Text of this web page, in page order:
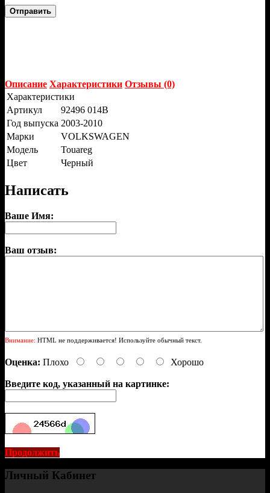
Отправить
Описание Характеристики Отзывы (0)
Характеристики
Артикул
92496 014B
Год выпуска 2003-2010
Марки
VOLKSWAGEN
Модель
Touareg
Цвет
Черный
Написать
Ваше Имя:
Ваш отзыв:
Внимание: HTML не поддерживается! Используйте обычный текст.
Оценка: Плохо Хорошо
Введите код, указанный на картинке:
Продолжить
Личный Кабинет